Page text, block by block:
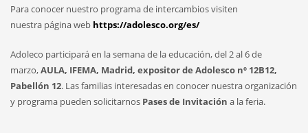
Para conocer nuestro programa de intercambios visiten
nuestra página web https://adolesco.org/es/
Adoleco participará en la semana de la educación, del 2 al 6 de
marzo,AULA, IFEMA, Madrid, expositor de Adolesco nº 12B12,
Pabellón 12. Las familias interesadas en conocer nuestra organización
y programa pueden solicitarnos Pases de Invitación a la feria.